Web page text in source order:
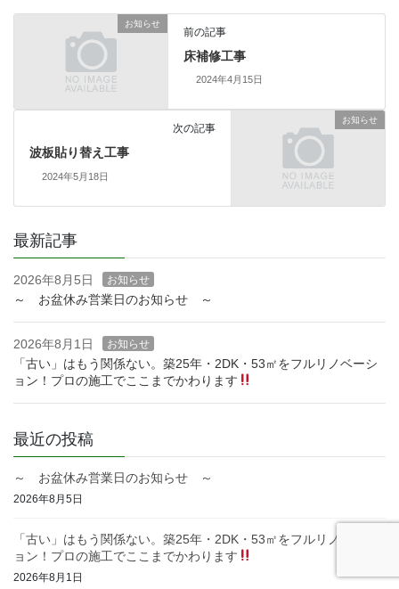
お知らせ
前の記事
床補修工事
2024年4月15日
お知らせ
次の記事
波板貼り替え工事
2024年5月18日
最新記事
2026年8月5日 お知らせ
～ お盆休み営業日のお知らせ ～
2026年8月1日 お知らせ
「古い」はもう関係ない。築25年・2DK・53㎡をフルリノベーシ
ョン！プロの施工でここまでかわります
最近の投稿
～ お盆休み営業日のお知らせ ～
2026年8月5日
「古い」はもう関係ない。築25年・2DK・53㎡をフルリノベーシ
ョン！プロの施工でここまでかわります
2026年8月1日